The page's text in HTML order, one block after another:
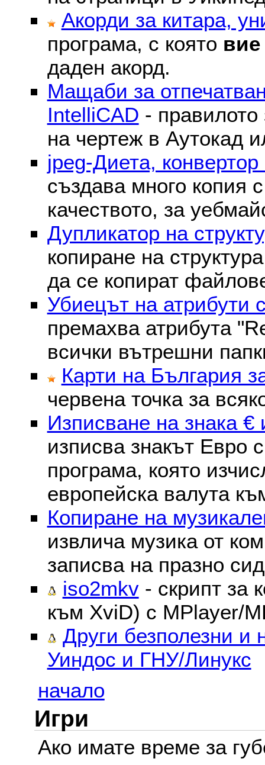
Акорди за китара,
програма, с която вие
даден акорд.
Мащаби за
IntelliCAD -
на чертеж в Аутокад
jpeg-Диета,
създава много копия
качеството, за
Дупликатор на
копиране на
да се копират
Убиецът на атрибути
премахва атрибутa
всички вътрешни
Карти на България
червена точка за
Изписване на знака €
изписва знакът Евро
програма, която
европейска валута
Копиране на
извлича музика от
записва на празно
iso2mkv- скрипт за
към XviD) с MPlayer/
Други безполезни и
Уиндос и ГНУ/Линукс
начало
Игри
Ако имате време за